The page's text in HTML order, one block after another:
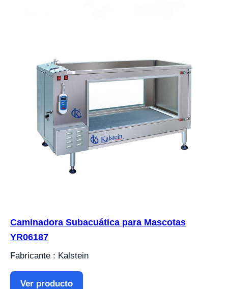
Caminadora Subacuática para Mascotas
YR06187
Fabricante : Kalstein
Ver producto